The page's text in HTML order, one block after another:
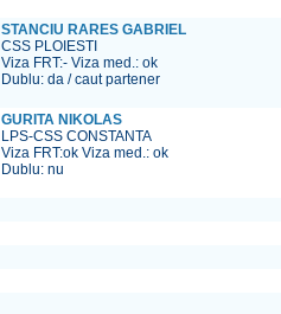
STANCIU RARES GABRIEL
CSS PLOIESTI
Viza FRT:- Viza med.:ok
Dublu: da / caut partener
GURITA NIKOLAS
LPS-CSS CONSTANTA
Viza FRT:ok Viza med.:ok
Dublu: nu